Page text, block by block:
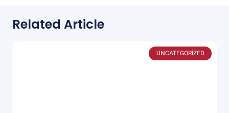
Related Article
UNCATEGORIZED